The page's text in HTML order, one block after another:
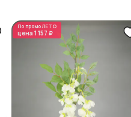
По промоЛЕТО
цена 1 157 ₽